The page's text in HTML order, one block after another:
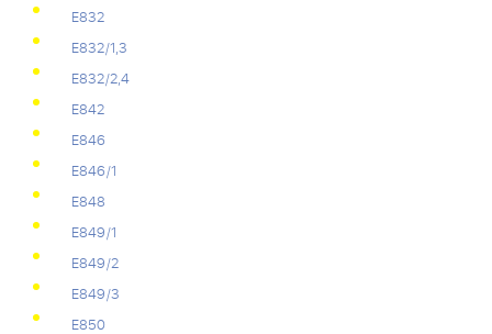
Е832
Е832/1,3
Е832/2,4
Е842
Е846
Е846/1
Е848
Е849/1
Е849/2
Е849/3
Е850